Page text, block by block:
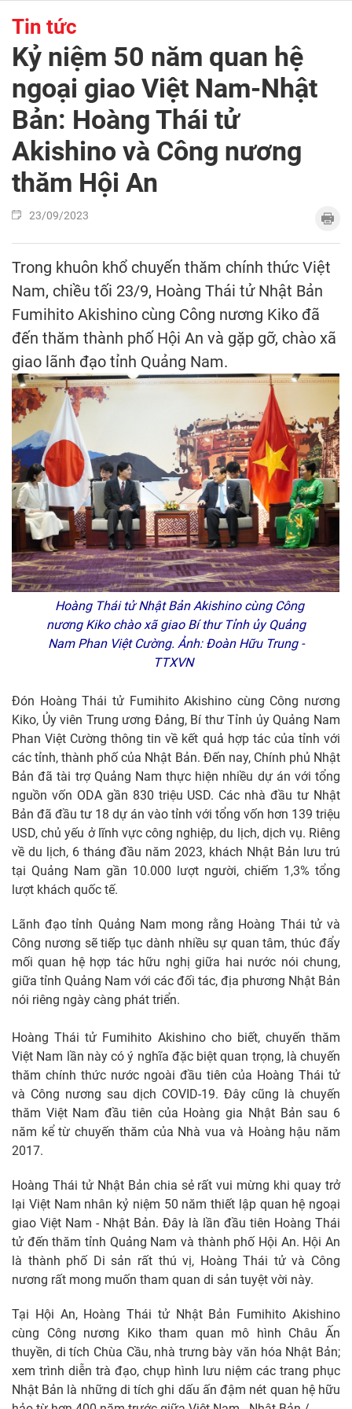
Tin tức
Kỷ niệm 50 năm quan hệ
ngoại giao Việt Nam-Nhật
Bản: Hoàng Thái tử
Akishino và Công nương
thăm Hội An
23/09/2023
Trong khuôn khổ chuyến thăm chính thức Việt
Nam, chiều tối 23/9, Hoàng Thái tử Nhật Bản
Fumihito Akishino cùng Công nương Kiko đã
đến thăm thành phố Hội An và gặp gỡ, chào xã
giao lãnh đạo tỉnh Quảng Nam.
Hoàng Thái tử Nhật Bản Akishino cùng Công
nương Kiko chào xã giao Bí thư Tỉnh ủy Quảng
Nam Phan Việt Cường. Ảnh: Đoàn Hữu Trung -
TTXVN
Đón Hoàng Thái tử Fumihito Akishino cùng Công nương
Kiko, Ủy viên Trung ương Đảng, Bí thư Tỉnh ủy Quảng Nam
Phan Việt Cường thông tin về kết quả hợp tác của tỉnh với
các tỉnh, thành phố của Nhật Bản. Đến nay, Chính phủ Nhật
Bản đã tài trợ Quảng Nam thực hiện nhiều dự án với tổng
nguồn vốn ODA gần 830 triệu USD. Các nhà đầu tư Nhật
Bản đã đầu tư 18 dự án vào tỉnh với tổng vốn hơn 139 triệu
USD, chủ yếu ở lĩnh vực công nghiệp, du lịch, dịch vụ. Riêng
về du lịch, 6 tháng đầu năm 2023, khách Nhật Bản lưu trú
tại Quảng Nam gần 10.000 lượt người, chiếm 1,3% tổng
lượt khách quốc tế.
Lãnh đạo tỉnh Quảng Nam mong rằng Hoàng Thái tử và
Công nương sẽ tiếp tục dành nhiều sự quan tâm, thúc đẩy
mối quan hệ hợp tác hữu nghị giữa hai nước nói chung,
giữa tỉnh Quảng Nam với các đối tác, địa phương Nhật Bản
nói riêng ngày càng phát triển.
Hoàng Thái tử Fumihito Akishino cho biết, chuyến thăm
Việt Nam lần này có ý nghĩa đặc biệt quan trọng, là chuyến
thăm chính thức nước ngoài đầu tiên của Hoàng Thái tử
và Công nương sau dịch COVID-19. Đây cũng là chuyến
thăm Việt Nam đầu tiên của Hoàng gia Nhật Bản sau 6
năm kể từ chuyến thăm của Nhà vua và Hoàng hậu năm
2017.
Hoàng Thái tử Nhật Bản chia sẻ rất vui mừng khi quay trở
lại Việt Nam nhân kỷ niệm 50 năm thiết lập quan hệ ngoại
giao Việt Nam - Nhật Bản. Đây là lần đầu tiên Hoàng Thái
tử đến thăm tỉnh Quảng Nam và thành phố Hội An. Hội An
là thành phố Di sản rất thú vị, Hoàng Thái tử và Công
nương rất mong muốn tham quan di sản tuyệt vời này.
Tại Hội An, Hoàng Thái tử Nhật Bản Fumihito Akishino
cùng Công nương Kiko tham quan mô hình Châu Ấn
thuyền, di tích Chùa Cầu, nhà trưng bày văn hóa Nhật Bản;
xem trình diễn trà đạo, chụp hình lưu niệm các trang phục
Nhật Bản là những di tích ghi dấu ấn đậm nét quan hệ hữu